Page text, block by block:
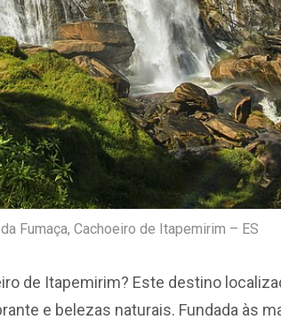
Fumaça, Cachoeiro de Itapemirim – ES
de Itapemirim? Este destino
e belezas naturais. Fundada às